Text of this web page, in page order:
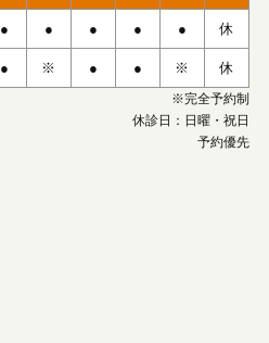
● ● ● ● ● 休
● ※ ● ● ※ 休
※完全予約制
休診日：日曜・祝日
予約優先